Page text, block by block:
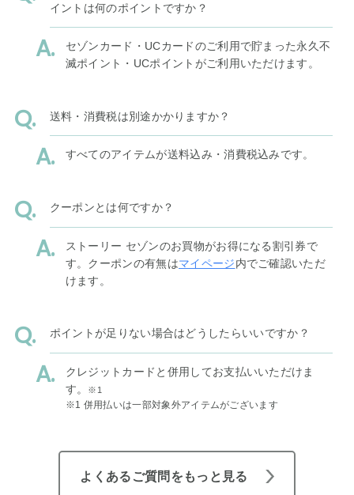
イントは何のポイントですか？
セゾンカード・UCカードのご利用で貯まった永久不
滅ポイント・UCポイントがご利用いただけます。
送料・消費税は別途かかりますか？
すべてのアイテムが送料込み・消費税込みです。
クーポンとは何ですか？
ストーリー セゾンのお買物がお得になる割引券で
す。クーポンの有無はマイページ内でご確認いただ
けます。
ポイントが足りない場合はどうしたらいいですか？
クレジットカードと併用してお支払いいただけま
す。
※1
※1 併用払いは一部対象外アイテムがございます
よくあるご質問をもっと見る